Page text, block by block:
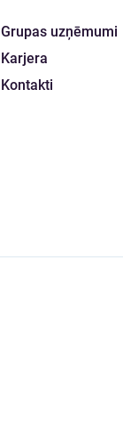
Grupas uzņēmumi
Karjera
Kontakti